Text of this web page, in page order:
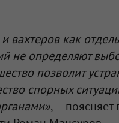
вахтеров как
не определяют
позволит
спорных
, — поясняет